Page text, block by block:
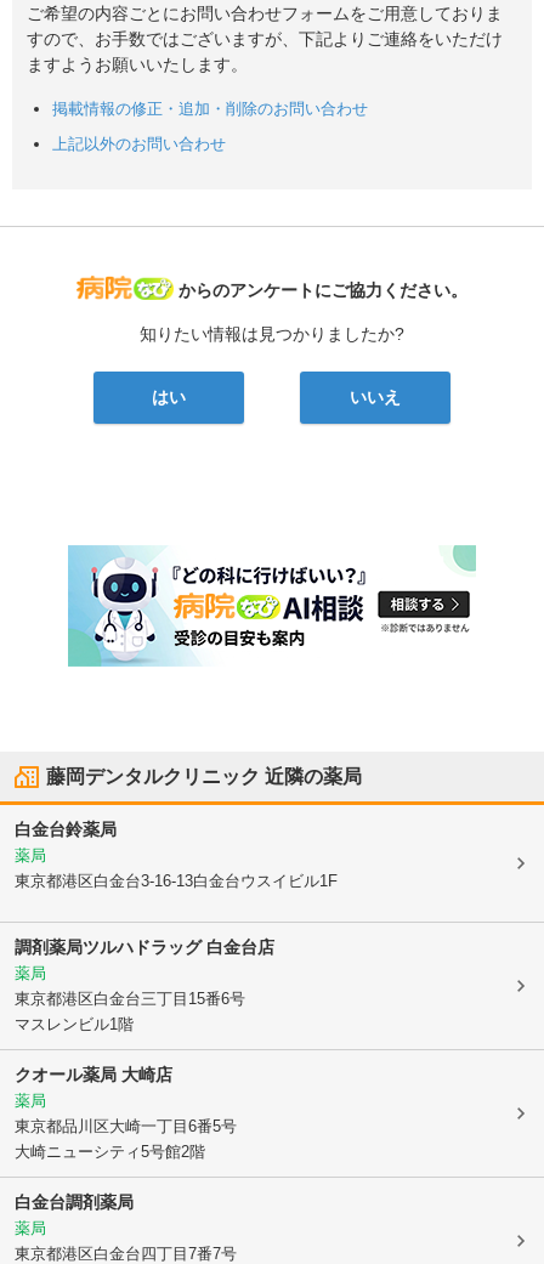
ご希望の内容ごとにお問い合わせフォームをご用意しておりま
すので、お手数ではございますが、下記よりご連絡をいただけ
ますようお願いいたします。
掲載情報の修正・追加・削除のお問い合わせ
上記以外のお問い合わせ
病院なび
からのアンケートにご協力ください。
知りたい情報は見つかりましたか?
はい いいえ
藤岡デンタルクリニック 近隣の薬局
白金台鈴薬局
薬局
東京都港区白金台3-16-13白金台ウスイビル1F
調剤薬局ツルハドラッグ 白金台店
薬局
東京都港区白金台三丁目15番6号
マスレンビル1階
クオール薬局 大崎店
薬局
東京都品川区大崎一丁目6番5号
大崎ニューシティ5号館2階
白金台調剤薬局
薬局
東京都港区白金台四丁目7番7号